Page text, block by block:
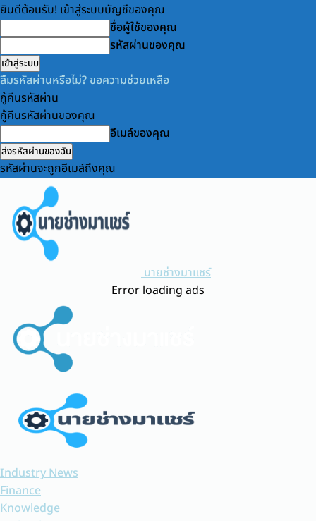
ยินดีต้อนรับ! เข้าสู่ระบบบัญชีของคุณ
ชื่อผู้ใช้ของคุณ
รหัสผ่านของคุณ
ลืมรหัสผ่านหรือไม่? ขอความช่วยเหลือ
กู้คืนรหัสผ่าน
กู้คืนรหัสผ่านของคุณ
อีเมล์ของคุณ
รหัสผ่านจะถูกอีเมล์ถึงคุณ
นายช่างมาแชร์
Error loading ads
Industry News
Finance
Knowledge